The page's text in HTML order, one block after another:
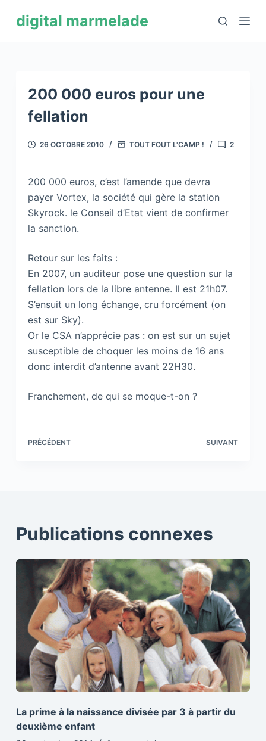
digital marmelade
200 000 euros pour une
fellation
26 OCTOBRE 2010 TOUT FOUT L'CAMP ! 2
200 000 euros, c’est l’amende que devra
payer Vortex, la société qui gère la station
Skyrock. le Conseil d’Etat vient de confirmer
la sanction.
Retour sur les faits :
En 2007, un auditeur pose une question sur la
fellation lors de la libre antenne. Il est 21h07.
S’ensuit un long échange, cru forcément (on
est sur Sky).
Or le CSA n’apprécie pas : on est sur un sujet
susceptible de choquer les moins de 16 ans
donc interdit d’antenne avant 22H30.
Franchement, de qui se moque-t-on ?
PRÉCÉDENT SUIVANT
Publications connexes
La prime à la naissance divisée par 3 à partir du
deuxième enfant